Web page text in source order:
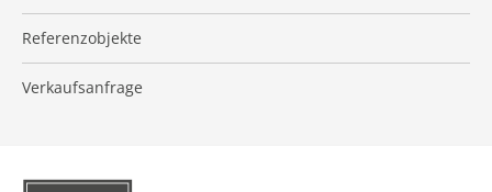
Referenzobjekte
Verkaufsanfrage